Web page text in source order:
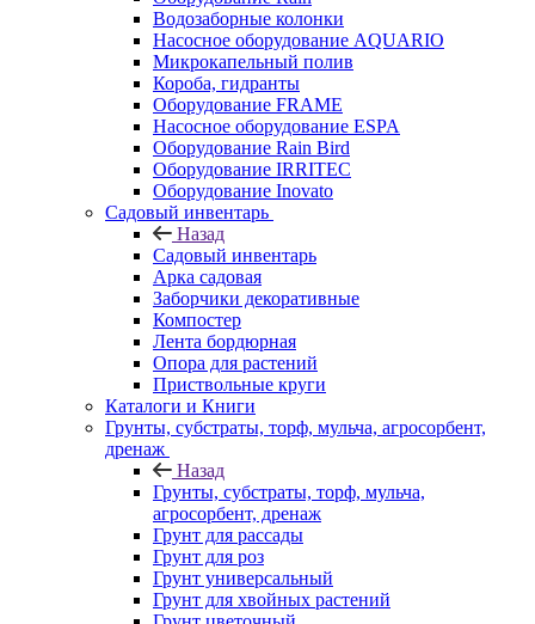
Водозаборные колонки
Насосное оборудование AQUARIO
Микрокапельный полив
Короба, гидранты
Оборудование FRAME
Насосное оборудование ESPA
Оборудование Rain Bird
Оборудование IRRITEC
Оборудование Inovato
Садовый инвентарь
Назад
Садовый инвентарь
Арка садовая
Заборчики декоративные
Компостер
Лента бордюрная
Опора для растений
Приствольные круги
Каталоги и Книги
Грунты, субстраты, торф, мульча, агросорбент,
дренаж
Назад
Грунты, субстраты, торф, мульча,
агросорбент, дренаж
Грунт для рассады
Грунт для роз
Грунт универсальный
Грунт для хвойных растений